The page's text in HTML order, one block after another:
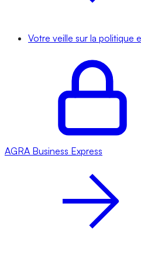
Votre veille sur la politique
AGRA Business Express